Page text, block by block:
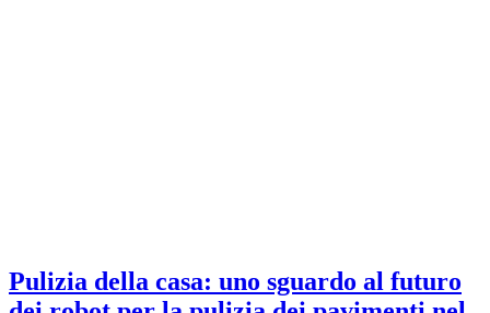
Pulizia della casa: uno sguardo al futuro